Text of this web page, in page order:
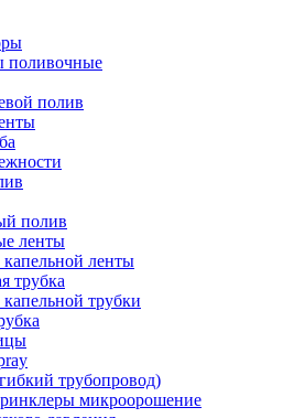
поливочные
полив
полив
ленты
ленты
трубка
трубки
трубопровод)
микроорошение